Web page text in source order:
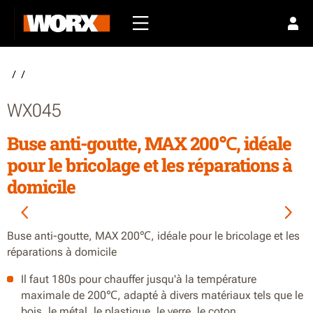
/ /
WX045
Buse anti-goutte, MAX 200℃, idéale
pour le bricolage et les réparations à
domicile
Buse anti-goutte, MAX 200℃, idéale pour le bricolage et les
réparations à domicile
Il faut 180s pour chauffer jusqu'à la température
maximale de 200℃, adapté à divers matériaux tels que le